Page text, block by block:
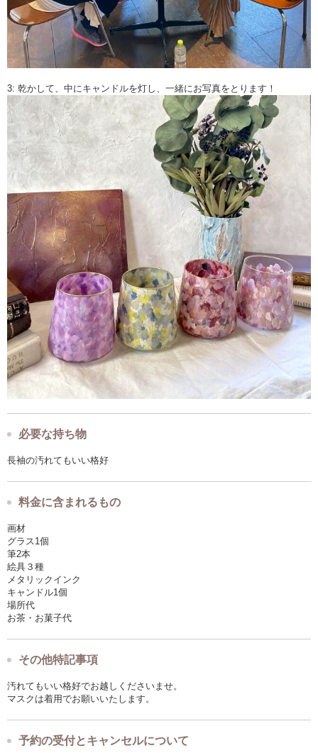
3: 乾かして、中にキャンドルを灯し、一緒にお写真をとります！
必要な持ち物
長袖の汚れてもいい格好
料金に含まれるもの
画材
グラス1個
筆2本
絵具３種
メタリックインク
キャンドル1個
場所代
お茶・お菓子代
その他特記事項
汚れてもいい格好でお越しくださいませ。
マスクは着用でお願いいたします。
予約の受付とキャンセルについて